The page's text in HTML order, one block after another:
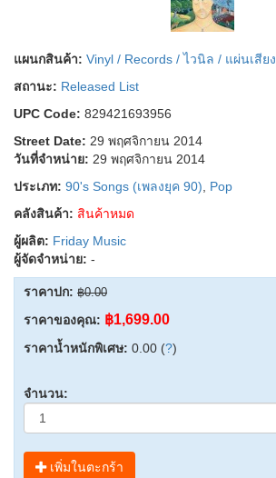
แผนกสินค้า: Vinyl / Records / ไวนิล / แผ่นเสียง
สถานะ: Released List
UPC Code: 829421693956
Street Date: 29 พฤศจิกายน 2014
วันที่จำหน่าย: 29 พฤศจิกายน 2014
ประเภท: 90's Songs (เพลงยุค 90)
Pop
คลังสินค้า: สินค้าหมด
ผู้ผลิต: Friday Music
ผู้จัดจำหน่าย: -
ราคาปก: ฿0.00
ราคาของคุณ: ฿1,699.00
ราคาน้ำหนักพิเศษ: 0.00 (?)
จำนวน:
เพิ่มในตะกร้า